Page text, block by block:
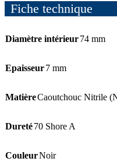
Fiche technique
Diamètre intérieur74 mm
Epaisseur7 mm
MatièreCaoutchouc Nitrile
Dureté70 Shore A
CouleurNoir